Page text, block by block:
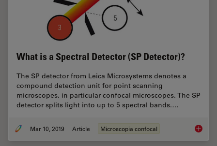
What is a Spectral Detector (SP Detector)?
The SP detector from Leica Microsystems denotes a
compound detection unit for point scanning
microscopes, in particular confocal microscopes. The SP
detector splits light into up to 5 spectral bands.…
Mar 10, 2019 Article Microscopia confocal What is